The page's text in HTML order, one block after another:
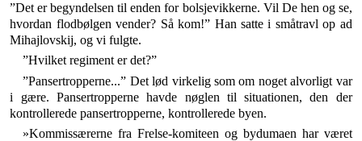
”Det er begyndelsen til enden for bolsje­vikkerne. Vil De hen og se,
hvordan flodbølgen vender? Så kom!” Han satte i småtravl op ad
Mihajlovskij, og vi fulgte.
”Hvilket regiment er det?”
”Pansertropperne...” Det lød virkelig som om noget alvorligt var
i gære. Pansertropperne havde nøglen til situationen, den der
kontrollerede pansertropperne, kon­trollerede byen.
»Kommissærerne fra Frelse-komiteen og bydumaen har været